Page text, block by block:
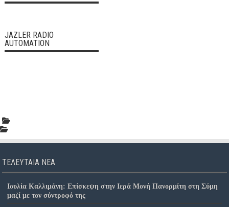
JAZLER RADIO
AUTOMATION
ΤΕΛΕΥΤΑΊΑ ΝΈΑ
Ιουλία Καλλιμάνη: Επίσκεψη στην Ιερά Μονή Πανορμίτη στη Σύμη
μαζί με τον σύντροφό της